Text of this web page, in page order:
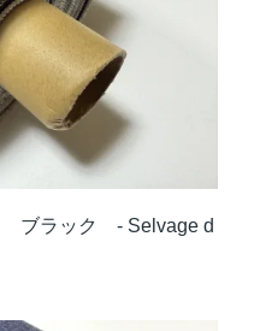
ブラック - Selvage d